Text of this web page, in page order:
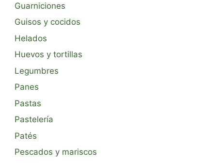
Guarniciones
Guisos y cocidos
Helados
Huevos y tortillas
Legumbres
Panes
Pastas
Pastelería
Patés
Pescados y mariscos